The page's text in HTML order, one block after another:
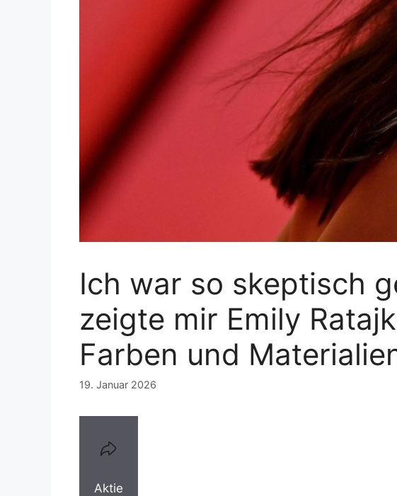
Ich war so skeptisch
zeigte mir Emily
Farben und
19. Januar 2026
Aktie